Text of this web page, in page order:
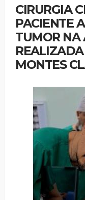
CIRURGIA
PACIENTE
TUMOR NA
MONTES